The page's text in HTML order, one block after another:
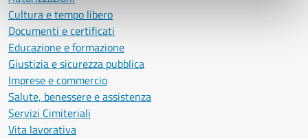
Cultura e tempo libero
Documenti e certificati
Educazione e formazione
Giustizia e sicurezza pubblica
Imprese e commercio
Salute, benessere e assistenza
Servizi Cimiteriali
Vita lavorativa